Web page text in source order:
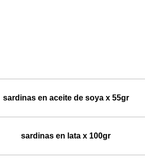
sardinas en aceite de soya x 55gr
sardinas en lata x 100gr